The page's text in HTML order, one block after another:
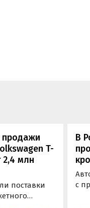
продажи
T-
2,4 млн
поставки
В
с